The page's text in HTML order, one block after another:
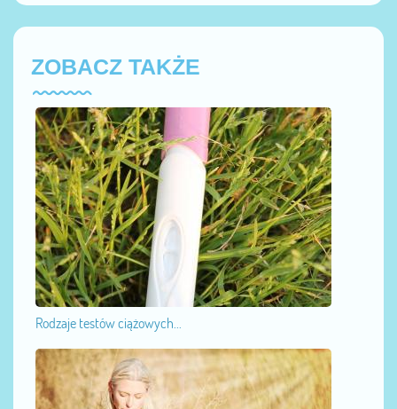
ZOBACZ TAKŻE
Rodzaje testów ciążowych...